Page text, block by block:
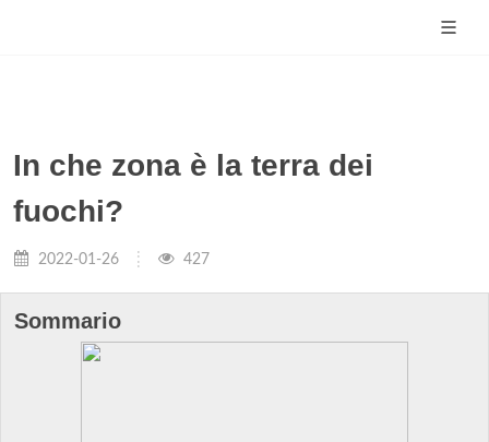
In che zona è la terra dei
fuochi?
2022-01-26 427
Sommario